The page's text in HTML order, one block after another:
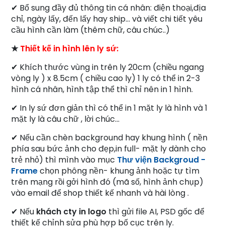
✔ Bổ sung đầy đủ thông tin cá nhân: điện thoại,địa
chỉ, ngày lấy, đến lấy hay ship... và viết chi tiết yêu
cầu hình cần làm (thêm chữ, câu chúc..)
★Thiết kế in hình lên ly sứ:
✔ Khích thước vùng in trên ly 20cm (chiều ngang
vòng ly ) x 8.5cm ( chiều cao ly) 1 ly có thể in 2-3
hình cá nhân, hình tập thể thì chỉ nên in 1 hình.
✔ In ly sứ đơn giản thì có thể in 1 mặt ly là hình và 1
mặt ly là câu chữ , lời chúc...
✔ Nếu cần chèn background hay khung hình ( nền
phía sau bức ảnh cho đẹp,in full- mặt ly dành cho
trẻ nhỏ) thì mình vào mục Thư viện Backgroud -
Framechọn phông nền- khung ảnh hoặc tự tìm
trên mạng rồi gởi hình đó (mã số, hình ảnh chụp)
vào email để shop thiết kế nhanh và hài lòng .
✔ Nếu khách cty in logo thì gửi file AI, PSD gốc để
thiết kế chỉnh sửa phù hợp bố cục trên ly.